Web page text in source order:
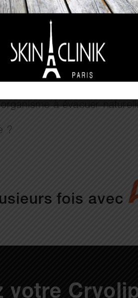
. Elles durent une
Il peut reprendre
repos imposé, de régime
et bouger comme
à évacuer
?
fois avec
votre